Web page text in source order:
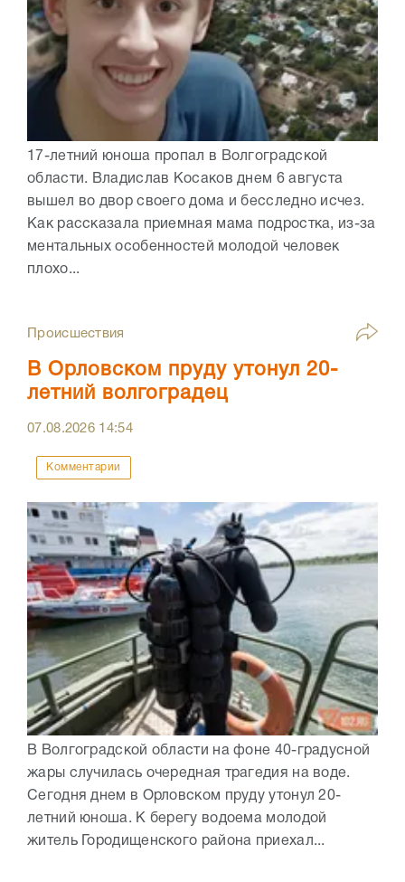
17-летний юноша пропал в Волгоградской
области. Владислав Косаков днем 6 августа
вышел во двор своего дома и бесследно исчез.
Как рассказала приемная мама подростка, из-за
ментальных особенностей молодой человек
плохо...
Происшествия
В Орловском пруду утонул 20-
летний волгоградец
07.08.2026 14:54
Комментарии
В Волгоградской области на фоне 40-градусной
жары случилась очередная трагедия на воде.
Сегодня днем в Орловском пруду утонул 20-
летний юноша. К берегу водоема молодой
житель Городищенского района приехал...